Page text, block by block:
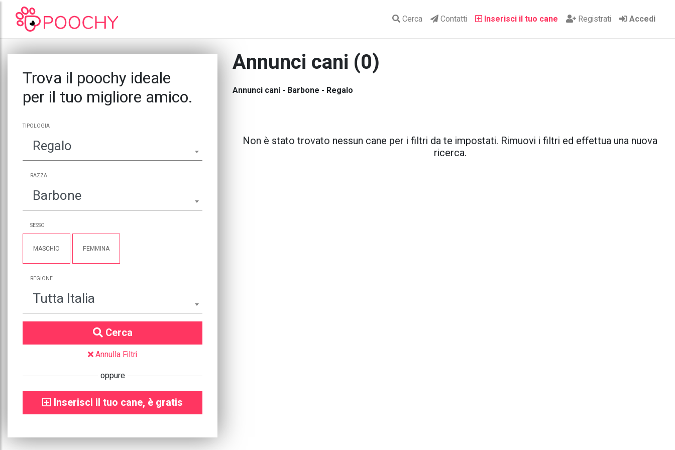
Cerca Contatti Inserisci il tuo cane Registrati Accedi
Trova il poochy ideale
per il tuo migliore amico.
TIPOLOGIA
Regalo
RAZZA
Barbone
SESSO
MASCHIO FEMMINA
REGIONE
Tutta Italia
Cerca
Annulla Filtri
oppure
Inserisci il tuo cane, è gratis
Annunci cani (0)
Annunci cani - Barbone - Regalo
Non è stato trovato nessun cane per i filtri da te impostati. Rimuovi i filtri ed effettua una nuova
ricerca.